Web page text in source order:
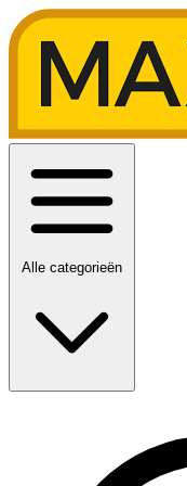
Alle categorieën